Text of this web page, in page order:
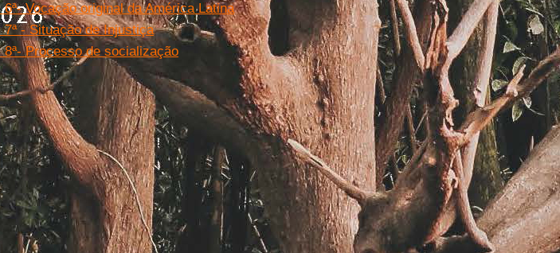
Vocação original da América Latina
- Situação de Injustiça
Processo de socialização